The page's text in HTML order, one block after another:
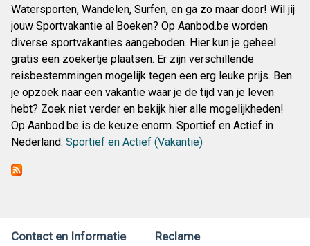
Watersporten, Wandelen, Surfen, en ga zo maar door! Wil jij
jouw Sportvakantie al Boeken? Op Aanbod.be worden
diverse sportvakanties aangeboden. Hier kun je geheel
gratis een zoekertje plaatsen. Er zijn verschillende
reisbestemmingen mogelijk tegen een erg leuke prijs. Ben
je opzoek naar een vakantie waar je de tijd van je leven
hebt? Zoek niet verder en bekijk hier alle mogelijkheden!
Op Aanbod.be is de keuze enorm. Sportief en Actief in
Nederland: Sportief en Actief (Vakantie)
Contact en Informatie Reclame